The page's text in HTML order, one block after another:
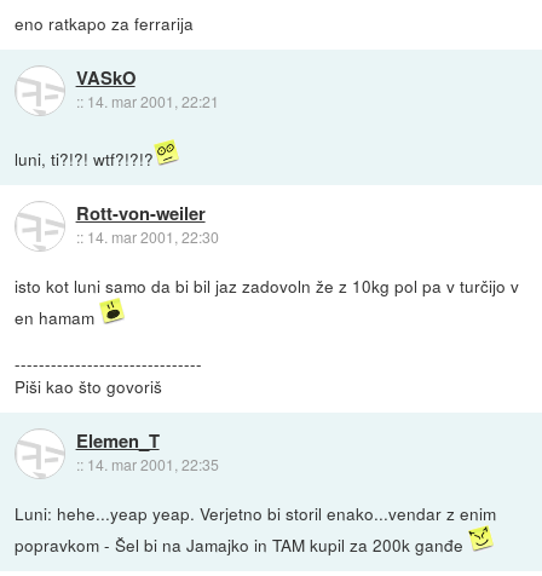
eno ratkapo za ferrarija
VASkO
:: 14. mar 2001, 22:21
luni, ti?!?! wtf?!?!?
Rott-von-weiler
:: 14. mar 2001, 22:30
isto kot luni samo da bi bil jaz zadovoln že z 10kg pol pa v turčijo v
en hamam
-------------------------------
Piši kao što govoriš
Elemen_T
:: 14. mar 2001, 22:35
Luni: hehe...yeap yeap. Verjetno bi storil enako...vendar z enim
popravkom - Šel bi na Jamajko in TAM kupil za 200k ganđe